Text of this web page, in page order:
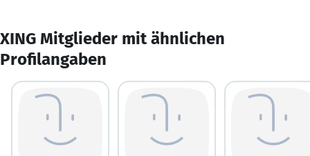
XING Mitglieder mit ähnlichen
Profilangaben